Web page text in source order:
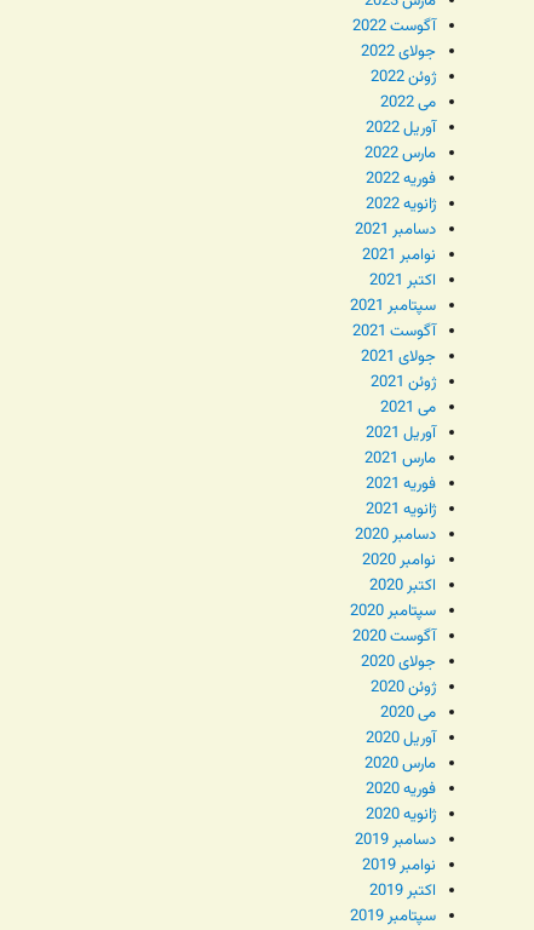
آگوست 2022
جولای 2022
ژوئن 2022
می 2022
آوریل 2022
مارس 2022
فوریه 2022
ژانویه 2022
دسامبر 2021
نوامبر 2021
اکتبر 2021
سپتامبر 2021
آگوست 2021
جولای 2021
ژوئن 2021
می 2021
آوریل 2021
مارس 2021
فوریه 2021
ژانویه 2021
دسامبر 2020
نوامبر 2020
اکتبر 2020
سپتامبر 2020
آگوست 2020
جولای 2020
ژوئن 2020
می 2020
آوریل 2020
مارس 2020
فوریه 2020
ژانویه 2020
دسامبر 2019
نوامبر 2019
اکتبر 2019
سپتامبر 2019